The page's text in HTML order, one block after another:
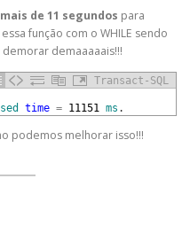
de 11 segundos para
função com o WHILE sendo
demaaaaais!!!
Transact-SQL
time = 11151 ms .
podemos melhorar isso!!!